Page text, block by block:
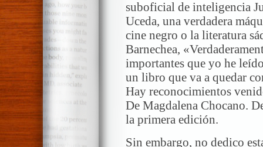
suboficial de inteligencia
Uceda, una verdadera
cine negro o la literatura
Barnechea,
importantes que yo he
un libro que va a quedar
Hay reconocimientos
De Magdalena Chocano.
la primera edición.
Sin embargo, no dedico